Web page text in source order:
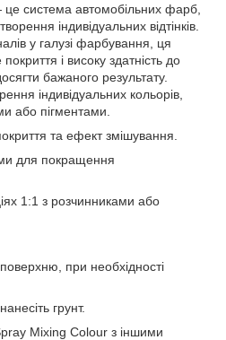
система автомобільних фарб,
індивідуальних відтінків.
у галузі фарбування, ця
і високу здатність до
бажаного результату.
індивідуальних кольорів,
або пігментами.
та ефект змішування.
для покращення
1:1 з розчинниками або
при необхідності
грунт.
Mixing Colour з іншими